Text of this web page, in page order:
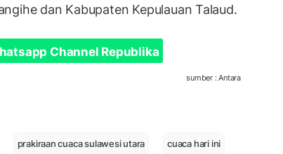
dan Kabupaten Kepulauan Talaud.
Channel Republika
sumber : Antara
prakiraan cuaca sulawesi utara cuaca hari ini